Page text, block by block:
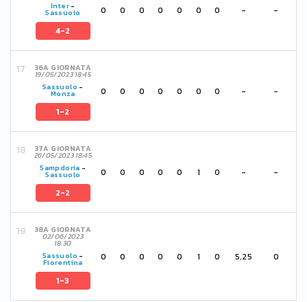
Inter-
Sassuolo
4-2
0 0 0 0 0 0 0 - -
36A GIORNATA
19/05/2023 18:45
Sassuolo -
Monza
1-2
0 0 0 0 0 0 0 - -
37A GIORNATA
26/05/2023 18:45
Sampdoria -
Sassuolo
2-2
0 0 0 0 0 1 0 - -
38A GIORNATA
02/06/2023
18:30
Sassuolo -
Fiorentina
1-3
0 0 0 0 0 1 0 5,25 0